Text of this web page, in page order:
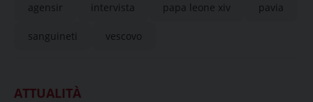
agensir intervista papa leone xiv pavia
sanguineti vescovo
ATTUALITÀ